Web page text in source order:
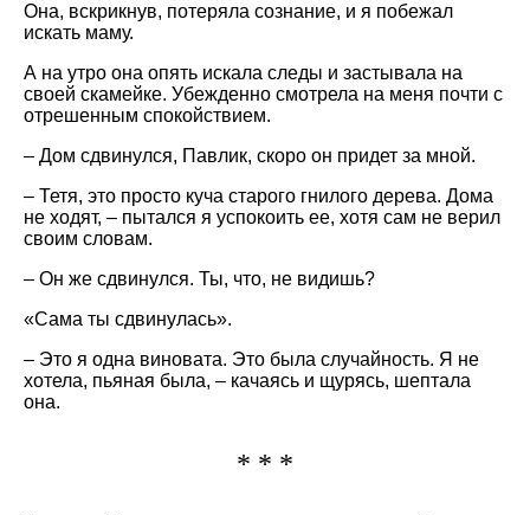
Она, вскрикнув, потеряла сознание, и я побежал
искать маму.
А на утро она опять искала следы и застывала на
своей скамейке. Убежденно смотрела на меня почти с
отрешенным спокойствием.
– Дом сдвинулся, Павлик, скоро он придет за мной.
– Тетя, это просто куча старого гнилого дерева. Дома
не ходят, – пытался я успокоить ее, хотя сам не верил
своим словам.
– Он же сдвинулся. Ты, что, не видишь?
«Сама ты сдвинулась».
– Это я одна виновата. Это была случайность. Я не
хотела, пьяная была, – качаясь и щурясь, шептала
она.
* * *